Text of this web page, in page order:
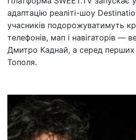
адаптацію реаліті-шоу
учасників подорожуватимуть
телефонів, мап і навігаторів —
Дмитро Каднай, а серед
Тополя.